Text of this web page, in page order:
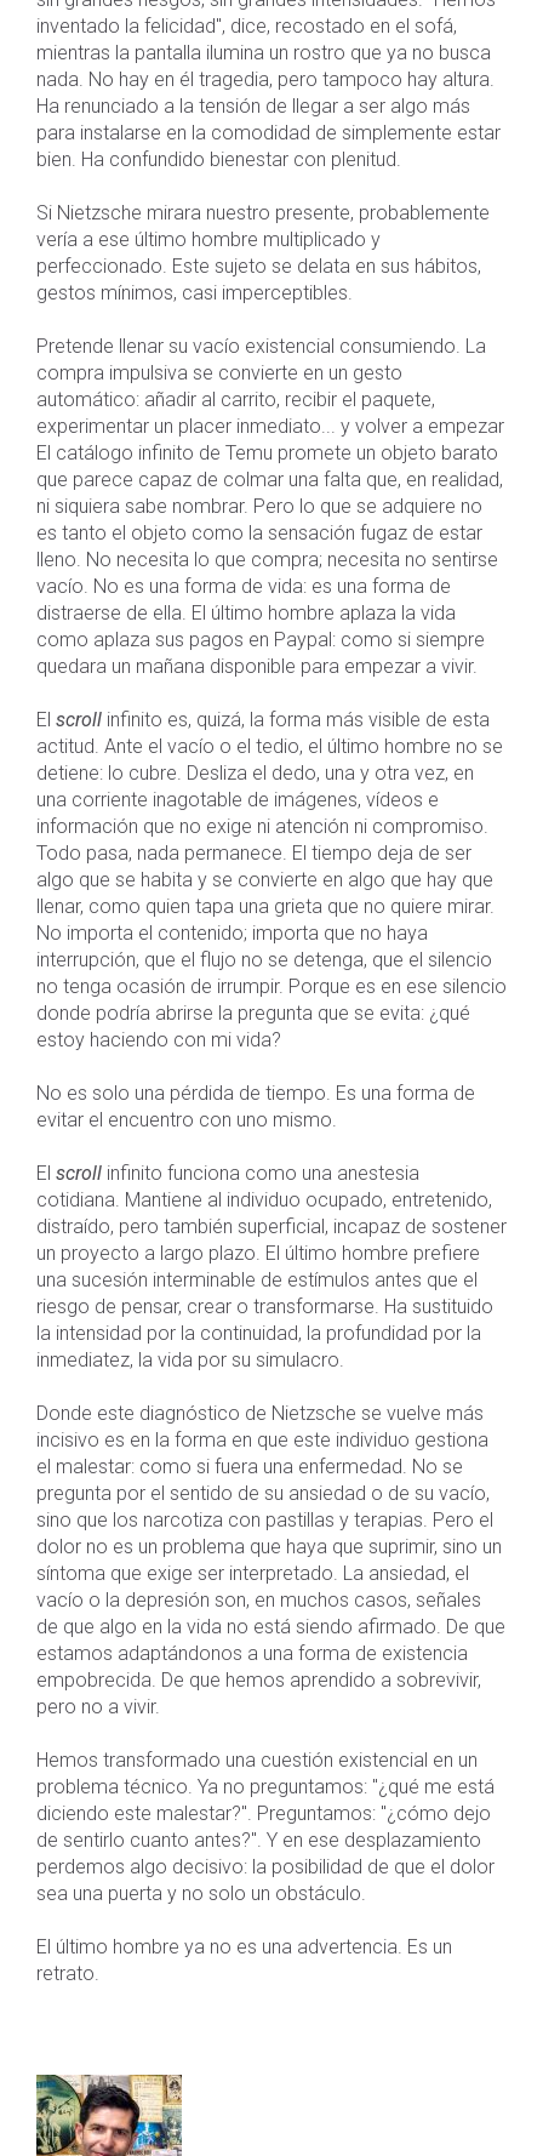
inventado la felicidad", dice, recostado en el sofá,
mientras la pantalla ilumina un rostro que ya no busca
nada. No hay en él tragedia, pero tampoco hay altura.
Ha renunciado a la tensión de llegar a ser algo más
para instalarse en la comodidad de simplemente estar
bien. Ha confundido bienestar con plenitud.
Si Nietzsche mirara nuestro presente, probablemente
vería a ese último hombre multiplicado y
perfeccionado. Este sujeto se delata en sus hábitos,
gestos mínimos, casi imperceptibles.
Pretende llenar su vacío existencial consumiendo. La
compra impulsiva se convierte en un gesto
automático: añadir al carrito, recibir el paquete,
experimentar un placer inmediato... y volver a empezar
El catálogo infinito de Temu promete un objeto barato
que parece capaz de colmar una falta que, en realidad,
ni siquiera sabe nombrar. Pero lo que se adquiere no
es tanto el objeto como la sensación fugaz de estar
lleno. No necesita lo que compra; necesita no sentirse
vacío. No es una forma de vida: es una forma de
distraerse de ella. El último hombre aplaza la vida
como aplaza sus pagos en Paypal: como si siempre
quedara un mañana disponible para empezar a vivir.
El scroll infinito es, quizá, la forma más visible de esta
actitud. Ante el vacío o el tedio, el último hombre no se
detiene: lo cubre. Desliza el dedo, una y otra vez, en
una corriente inagotable de imágenes, vídeos e
información que no exige ni atención ni compromiso.
Todo pasa, nada permanece. El tiempo deja de ser
algo que se habita y se convierte en algo que hay que
llenar, como quien tapa una grieta que no quiere mirar.
No importa el contenido; importa que no haya
interrupción, que el flujo no se detenga, que el silencio
no tenga ocasión de irrumpir. Porque es en ese silencio
donde podría abrirse la pregunta que se evita: ¿qué
estoy haciendo con mi vida?
No es solo una pérdida de tiempo. Es una forma de
evitar el encuentro con uno mismo.
El scroll infinito funciona como una anestesia
cotidiana. Mantiene al individuo ocupado, entretenido,
distraído, pero también superficial, incapaz de sostener
un proyecto a largo plazo. El último hombre prefiere
una sucesión interminable de estímulos antes que el
riesgo de pensar, crear o transformarse. Ha sustituido
la intensidad por la continuidad, la profundidad por la
inmediatez, la vida por su simulacro.
Donde este diagnóstico de Nietzsche se vuelve más
incisivo es en la forma en que este individuo gestiona
el malestar: como si fuera una enfermedad. No se
pregunta por el sentido de su ansiedad o de su vacío,
sino que los narcotiza con pastillas y terapias. Pero el
dolor no es un problema que haya que suprimir, sino un
síntoma que exige ser interpretado. La ansiedad, el
vacío o la depresión son, en muchos casos, señales
de que algo en la vida no está siendo afirmado. De que
estamos adaptándonos a una forma de existencia
empobrecida. De que hemos aprendido a sobrevivir,
pero no a vivir.
Hemos transformado una cuestión existencial en un
problema técnico. Ya no preguntamos: "¿qué me está
diciendo este malestar?". Preguntamos: "¿cómo dejo
de sentirlo cuanto antes?". Y en ese desplazamiento
perdemos algo decisivo: la posibilidad de que el dolor
sea una puerta y no solo un obstáculo.
El último hombre ya no es una advertencia. Es un
retrato.